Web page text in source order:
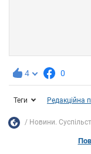
4 0
Теги Редакційна
Новини.